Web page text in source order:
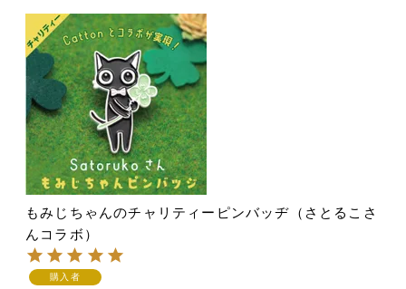
もみじちゃんのチャリティーピンバッヂ（さとるこさ
んコラボ）
購入者